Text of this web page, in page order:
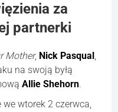
za
partnerki
Mother, Nick Pasqual,
na swoją byłą
Allie Shehorn.
wtorek 2 czerwca,